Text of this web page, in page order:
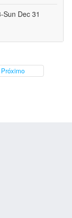
Dec 31
Próximo